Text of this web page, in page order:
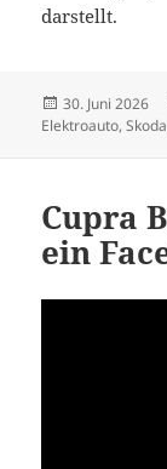
darstellt.
Veröffentlicht
am
30. Juni 2026
Elektroauto,Skoda
Cupra
ein